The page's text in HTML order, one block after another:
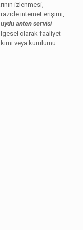
izlenmesi,
internet erişimi,
uydu anten servisi
olarak faaliyet
veya kurulumu